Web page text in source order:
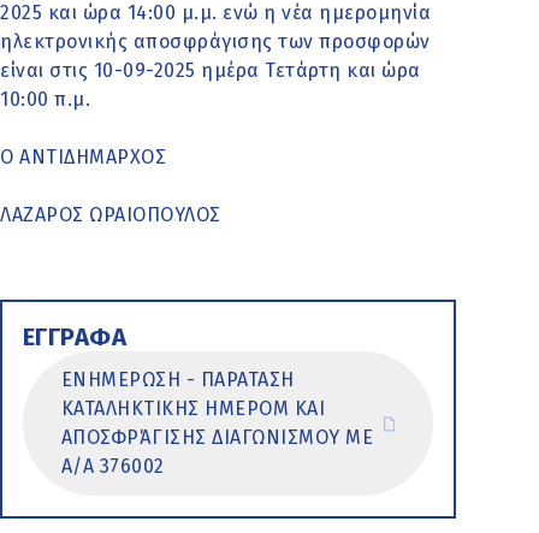
2025 και ώρα 14:00 μ.μ. ενώ η νέα ημερομηνία
ηλεκτρονικής αποσφράγισης των προσφορών
είναι στις 10-09-2025 ημέρα Τετάρτη και ώρα
10:00 π.μ.
Ο ΑΝΤΙΔΗΜΑΡΧΟΣ
ΛΑΖΑΡΟΣ ΩΡΑΙΟΠΟΥΛΟΣ
ΕΓΓΡΑΦΑ
ΕΝΗΜΕΡΩΣΗ - ΠΑΡΑΤΑΣΗ
ΚΑΤΑΛΗΚΤΙΚΗΣ ΗΜΕΡΟΜ ΚΑΙ
ΑΠΟΣΦΡΆΓΙΣΗΣ ΔΙΑΓΩΝΙΣΜΟΥ ΜΕ
Α/Α 376002